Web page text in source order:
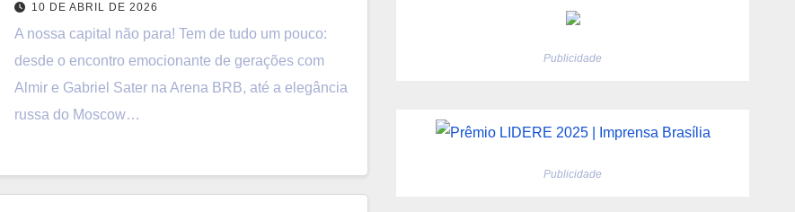
10 DE ABRIL DE 2026
A nossa capital não para! Tem de tudo um pouco:
desde o encontro emocionante de gerações com
Almir e Gabriel Sater na Arena BRB, até a elegância
russa do Moscow…
Publicidade
Publicidade